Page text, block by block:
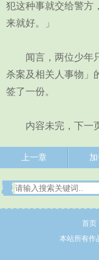
犯这种事就交给警方
来就好。」
闻言，两位少年只
杀案及相关人事物」
签了一份。
内容未完，下一
上一章
首页
本站所有作